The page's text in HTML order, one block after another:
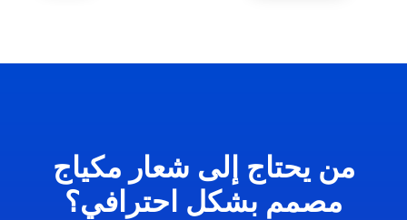
من يحتاج إلى شعار مكياج
مصمم بشكل احترافي؟